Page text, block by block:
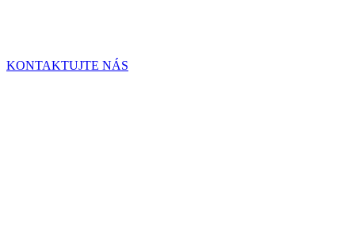
KONTAKTUJTE NÁS